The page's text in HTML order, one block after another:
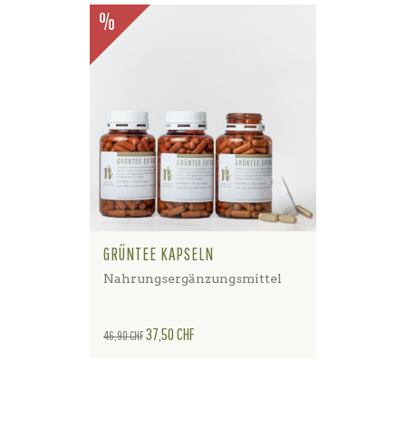
GRÜNTEE KAPSELN
Nahrungsergänzungsmittel
Verkaufspreis
46,90 CHFPreis
37,50 CHF
%